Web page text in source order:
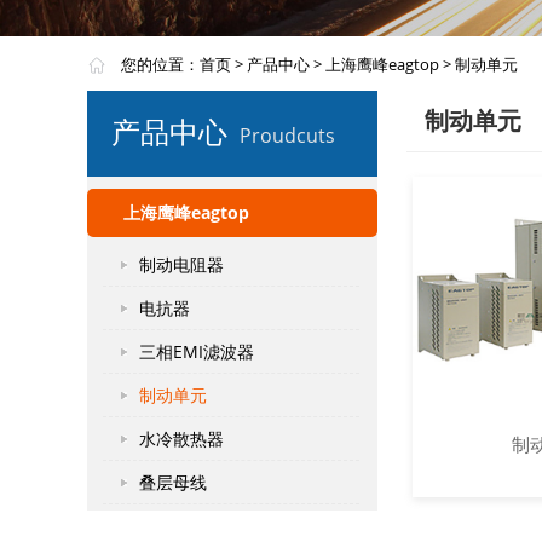
您的位置： 首页> 产品中心>上海鹰峰eagtop>制动单元
产品中心 Proudcuts
上海鹰峰eagtop
制动电阻器
电抗器
三相EMI滤波器
制动单元
水冷散热器
叠层母线
制动单元
制